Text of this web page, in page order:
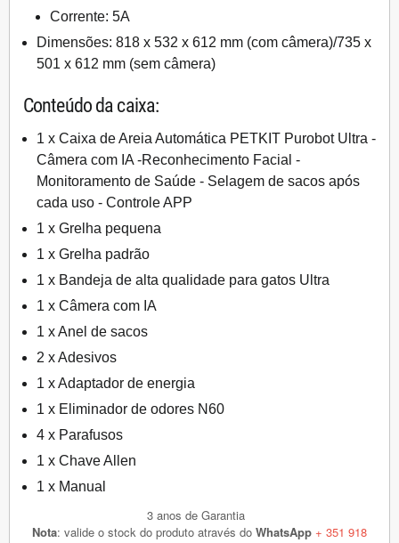
Corrente: 5A
Dimensões: 818 x 532 x 612 mm (com câmera)/735 x
501 x 612 mm (sem câmera)
Conteúdo da caixa:
1 x Caixa de Areia Automática PETKIT Purobot Ultra -
Câmera com IA -Reconhecimento Facial -
Monitoramento de Saúde - Selagem de sacos após
cada uso - Controle APP
1 x Grelha pequena
1 x Grelha padrão
1 x Bandeja de alta qualidade para gatos Ultra
1 x Câmera com IA
1 x Anel de sacos
2 x Adesivos
1 x Adaptador de energia
1 x Eliminador de odores N60
4 x Parafusos
1 x Chave Allen
1 x Manual
3 anos de Garantia
Nota: valide o stock do produto através do WhatsApp + 351 918